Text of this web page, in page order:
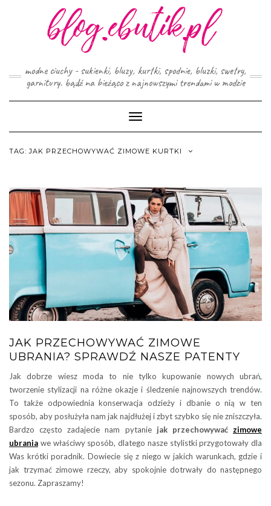
modne ciuchy - sukienki, bluzy, kurtki, spodnie, bluzki, swetry,
garnitury. bądź na bieżąco z najnowszymi trendami w modzie
Toggle
Navigation
TAG:JAK PRZECHOWYWAĆ ZIMOWE KURTKI
JAK PRZECHOWYWAĆ ZIMOWE
UBRANIA? SPRAWDŹ NASZE PATENTY
Jak dobrze wiesz moda to nie tylko kupowanie nowych ubrań,
tworzenie stylizacji na różne okazje i śledzenie najnowszych trendów.
To także odpowiednia konserwacja odzieży i dbanie o nią w ten
sposób, aby posłużyła nam jak najdłużej i zbyt szybko się nie zniszczyła.
Bardzo często zadajecie nam pytanie jak przechowywać zimowe
ubrania we właściwy sposób, dlatego nasze stylistki przygotowały dla
Was krótki poradnik. Dowiecie się z niego w jakich warunkach, gdzie i
jak trzymać zimowe rzeczy, aby spokojnie dotrwały do następnego
sezonu. Zapraszamy!